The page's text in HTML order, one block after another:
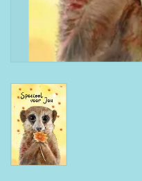
Wannahaves
TekstKado
Wens & Postkaarten
Feest
Merken